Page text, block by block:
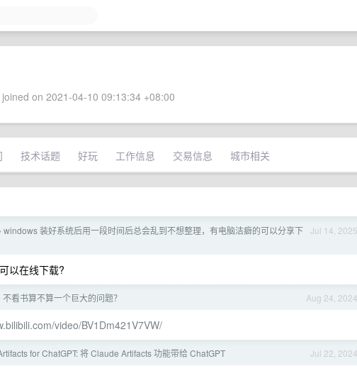
on 2021-04-10 09:13:34 +08:00
技术话题 好玩 工作信息 交易信息 城市相关
Jul 14, 2025
› windows 装好系统后用一段时间后总会乱到不想整理，有电脑洁癖的可以分享下
以在线下载?
Aug 24, 2024
不看书算不算一个巨大的问题？
video/BV1Dm421V7VW/
Jul 22, 2024
for ChatGPT: 将 Claude Artifacts 功能带给 ChatGPT